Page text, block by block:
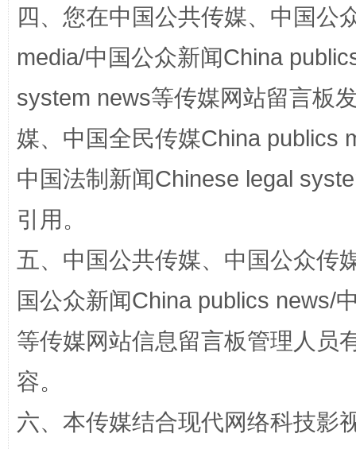
漫山遍野的桃花与雪山、麦地、白藏房 除
四、您在中国公共传媒、中国公
media/中国公众新闻China
system news等传媒网站留言板
媒、中国全民传媒China publics
中国法制新闻Chinese legal
引用。
五、中国公共传媒、中国公众传
国公众新闻China publics news/
等传媒网站信息留言板管理人员
容。
六、本传媒结合现代网络科技影